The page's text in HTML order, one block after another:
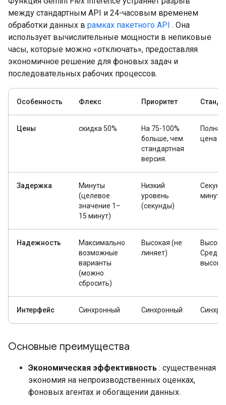
между стандартным API и 24-часовым временем
обработки данных в рамках пакетного API . Она
использует вычислительные мощности в непиковые
часы, которые можно «отключать», предоставляя
экономичное решение для фоновых задач и
последовательных рабочих процессов.
Особенность Флекс Приоритет
Цены скидка 50%
На 75-100%
больше, чем
стандартная
версия.
Полная
цена
Задержка
Минуты
(целевое
значение 1–
15 минут)
Низкий
уровень
(секунды)
минуты
Надежность
Максимально
возможные
варианты
(можно
сбросить)
Высокая (не
линяет)
Интерфейс Синхронный Синхронный
Основные преимущества
Экономическая эффективность : существенная
экономия на непроизводственных оценках,
фоновых агентах и ​​обогащении данных.